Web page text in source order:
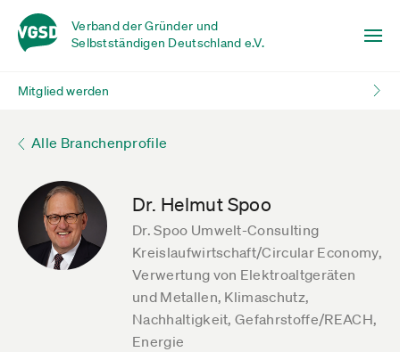
Verband der Gründer und
Selbstständigen Deutschland e.V.
Mitglied werden
Alle Branchenprofile
Dr. Helmut Spoo
Dr. Spoo Umwelt-Consulting
Kreislaufwirtschaft/Circular Economy,
Verwertung von Elektroaltgeräten
und Metallen, Klimaschutz,
Nachhaltigkeit, Gefahrstoffe/REACH,
Energie